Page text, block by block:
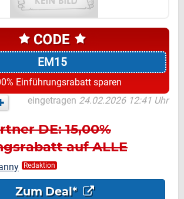
EM15
Einführungsrabatt sparen
eingetragen 24.02.2026 12:41 Uhr
DE: 15,00%
auf ALLE
bei Office
Redaktion
Zum Deal*